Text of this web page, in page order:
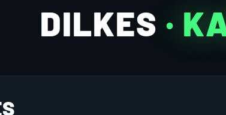
DILKES ·